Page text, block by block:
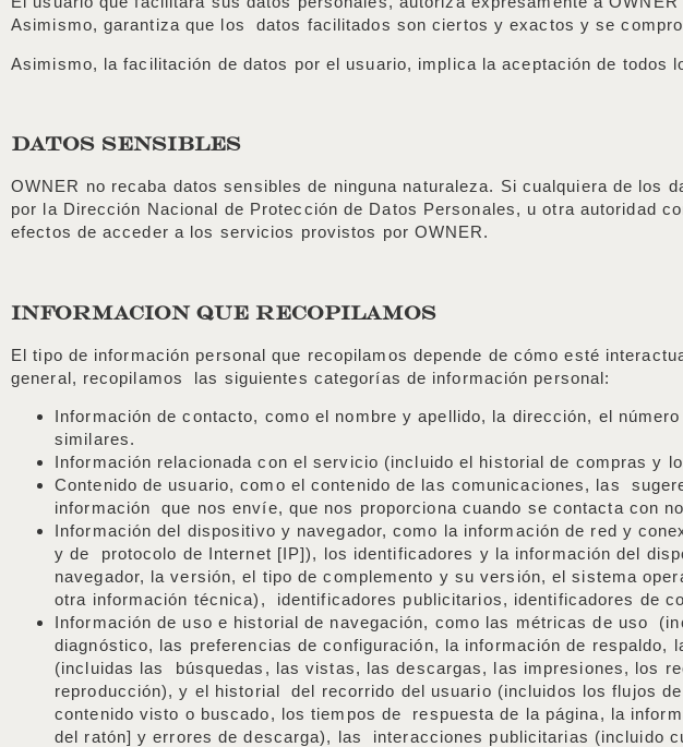
Asimismo, garantiza que los datos facilitados son ciertos y exactos y se
Asimismo, la facilitación de datos por el usuario, implica la aceptación de todos
DATOS SENSIBLES
OWNER no recaba datos sensibles de ninguna naturaleza. Si cualquiera de los
por la Dirección Nacional de Protección de Datos Personales, u otra autoridad
efectos de acceder a los servicios provistos por OWNER.
INFORMACION QUE RECOPILAMOS
El tipo de información personal que recopilamos depende de cómo esté
general, recopilamos las siguientes categorías de información personal:
Información de contacto, como el nombre y apellido, la dirección, el
similares.
Información relacionada con el servicio (incluido el historial de compras y
Contenido de usuario, como el contenido de las comunicaciones, las
información que nos envíe, que nos proporciona cuando se contacta con
Información del dispositivo y navegador, como la información de red y
y de protocolo de Internet [IP]), los identificadores y la información del
navegador, la versión, el tipo de complemento y su versión, el sistema
otra información técnica), identificadores publicitarios, identificadores de
Información de uso e historial de navegación, como las métricas de uso
diagnóstico, las preferencias de configuración, la información de
(incluidas las búsquedas, las vistas, las descargas, las impresiones, los
reproducción), y el historial del recorrido del usuario (incluidos los flujos
contenido visto o buscado, los tiempos de respuesta de la página, la
del ratón] y errores de descarga), las interacciones publicitarias (incluido